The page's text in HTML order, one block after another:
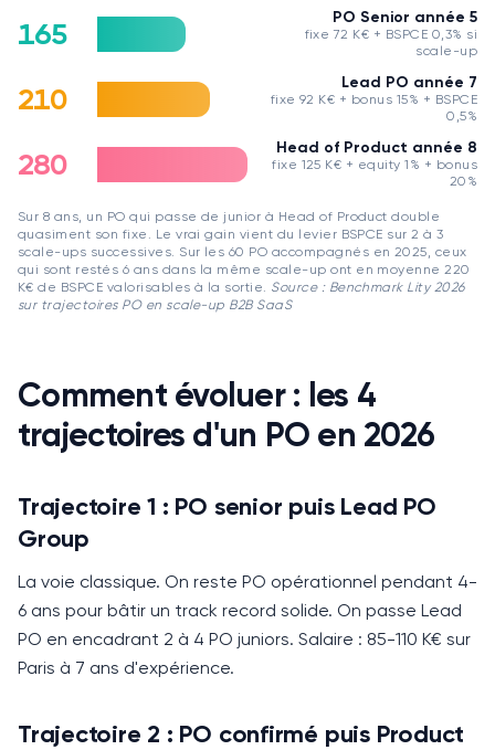
165 PO Senior année 5
fixe 72 K€ + BSPCE 0,3% si
scale-up
210 Lead PO année 7
fixe 92 K€ + bonus 15% + BSPCE
0,5%
280 Head of Product année 8
fixe 125 K€ + equity 1% + bonus
20%
Sur 8 ans, un PO qui passe de junior à Head of Product double
quasiment son fixe. Le vrai gain vient du levier BSPCE sur 2 à 3
scale-ups successives. Sur les 60 PO accompagnés en 2025, ceux
qui sont restés 6 ans dans la même scale-up ont en moyenne 220
K€ de BSPCE valorisables à la sortie. Source : Benchmark Lity 2026
sur trajectoires PO en scale-up B2B SaaS
Comment évoluer : les 4
trajectoires d'un PO en 2026
Trajectoire 1 : PO senior puis Lead PO
Group
La voie classique. On reste PO opérationnel pendant 4-
6 ans pour bâtir un track record solide. On passe Lead
PO en encadrant 2 à 4 PO juniors. Salaire : 85-110 K€ sur
Paris à 7 ans d'expérience.
Trajectoire 2 : PO confirmé puis Product